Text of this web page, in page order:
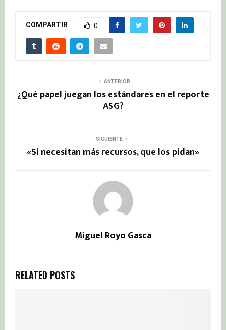
COMPARTIR 0
ANTERIOR
¿Qué papel juegan los estándares en el reporte
ASG?
SIGUIENTE
«Si necesitan más recursos, que los pidan»
Miguel Royo Gasca
RELATED POSTS